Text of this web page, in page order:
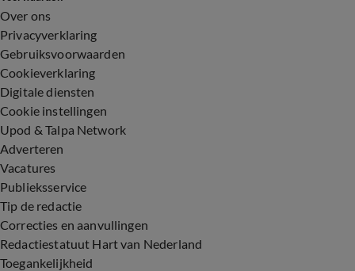
Over ons
Privacyverklaring
Gebruiksvoorwaarden
Cookieverklaring
Digitale diensten
Cookie instellingen
Upod & Talpa Network
Adverteren
Vacatures
Publieksservice
Tip de redactie
Correcties en aanvullingen
Redactiestatuut Hart van Nederland
Toegankelijkheid